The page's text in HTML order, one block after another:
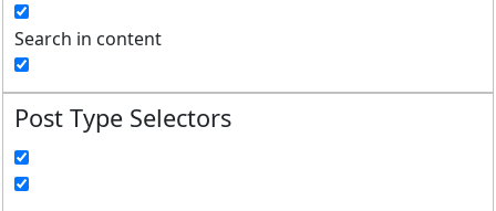
Search in content
Post Type Selectors